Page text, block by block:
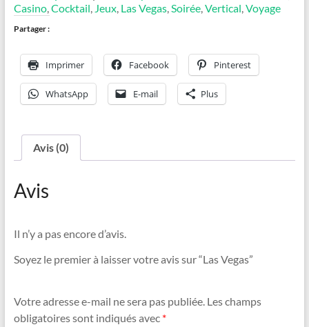
Casino,Cocktail, Jeux, Las Vegas,Soirée,Vertical,Voyage
Partager :
Imprimer Facebook Pinterest
WhatsApp E-mail Plus
Avis (0)
Avis
Il n’y a pas encore d’avis.
Soyez le premier à laisser votre avis sur “Las Vegas”
Votre adresse e-mail ne sera pas publiée. Les champs
obligatoires sont indiqués avec *